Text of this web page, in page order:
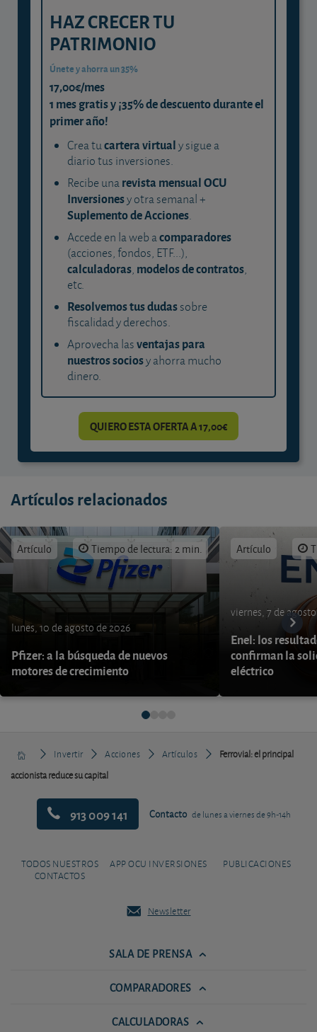
HAZ CRECER TU
PATRIMONIO
Únete y ahorra un 35%
17,00€/mes
1 mes gratis y ¡35% de descuento durante el
primer año!
Crea tucartera virtualy sigue a
diario tus inversiones.
Recibe unarevista mensual OCU
Inversionesy otra semanal +
Suplemento de Acciones.
Accede en la web acomparadores
(acciones, fondos, ETF...),
calculadoras, modelos de contratos,
etc.
Resolvemos tus dudassobre
fiscalidad y derechos.
Aprovecha lasventajas para
nuestros sociosy ahorra mucho
dinero.
QUIERO ESTA OFERTA A 17,00€
Artículos relacionados
Artículo Tiempo de lectura: 2 min.
lunes, 10 de agosto de 2026
Pfizer: a la búsqueda de nuevos
motores de crecimiento
Artículo
viernes, 7 de
Enel: los
confirman la
eléctrico
Invertir Acciones Artículos
Ferrovial: el principal
accionista reduce su capital
913 009 141 Contacto de lunes a viernes de 9h-14h
TODOS NUESTROS
CONTACTOS
APP OCU INVERSIONES PUBLICACIONES
Newsletter
SALA DE PRENSA
COMPARADORES
CALCULADORAS